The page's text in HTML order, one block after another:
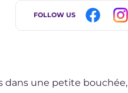
FOLLOW US
dans une petite bouchée,